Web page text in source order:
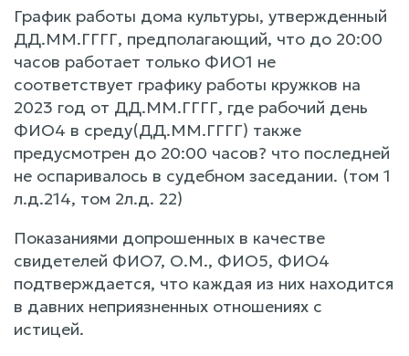
График работы дома культуры, утвержденный
ДД.ММ.ГГГГ, предполагающий, что до 20:00
часов работает только ФИО1 не
соответствует графику работы кружков на
2023 год от ДД.ММ.ГГГГ, где рабочий день
ФИО4 в среду(ДД.ММ.ГГГГ) также
предусмотрен до 20:00 часов? что последней
не оспаривалось в судебном заседании. (том 1
л.д.214, том 2л.д. 22)
Показаниями допрошенных в качестве
свидетелей ФИО7, О.М., ФИО5, ФИО4
подтверждается, что каждая из них находится
в давних неприязненных отношениях с
истицей.